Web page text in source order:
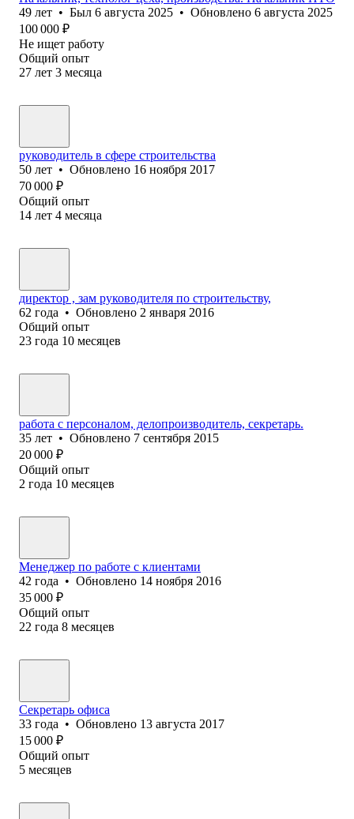
49 лет • Был 6 августа 2025 • Обновлено 6 августа 2025
100 000 ₽
Не ищет работу
Общий опыт
27 лет 3 месяца
руководитель в сфере строительства
50 лет • Обновлено 16 ноября 2017
70 000 ₽
Общий опыт
14 лет 4 месяца
директор , зам руководителя по строительству,
62 года • Обновлено 2 января 2016
Общий опыт
23 года 10 месяцев
работа с персоналом, делопроизводитель, секретарь.
35 лет • Обновлено 7 сентября 2015
20 000 ₽
Общий опыт
2 года 10 месяцев
Менеджер по работе с клиентами
42 года • Обновлено 14 ноября 2016
35 000 ₽
Общий опыт
22 года 8 месяцев
Секретарь офиса
33 года • Обновлено 13 августа 2017
15 000 ₽
Общий опыт
5 месяцев